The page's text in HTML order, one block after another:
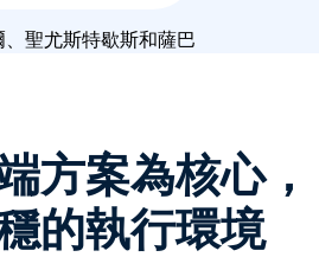
方案為核心，
的執行環境